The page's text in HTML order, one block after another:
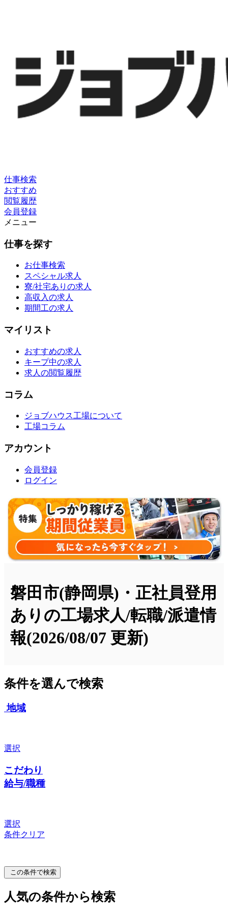
仕事検索
おすすめ
閲覧履歴
会員登録
メニュー
仕事を探す
お仕事検索
スペシャル求人
寮/社宅ありの求人
高収入の求人
期間工の求人
マイリスト
おすすめの求人
キープ中の求人
求人の閲覧履歴
コラム
ジョブハウス工場について
工場コラム
アカウント
会員登録
ログイン
磐田市(静岡県)・正社員登用
ありの工場求人/転職/派遣情
報(2026/08/07 更新)
条件を選んで検索
地域
選択
こだわり
給与/職種
選択
条件クリア
この条件で検索
人気の条件から検索